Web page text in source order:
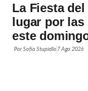
La Fiesta
lugar por
este
PorSofía Stupiello 7 Ago 2026